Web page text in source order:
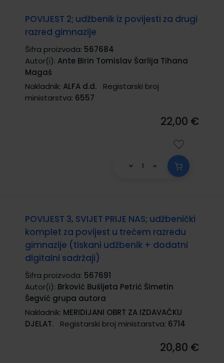
POVIJEST 2; udžbenik iz povijesti za drugi
razred gimnazije
Šifra proizvoda: 567684
Autor(i): Ante Birin Tomislav Šarlija Tihana
Magaš
Nakladnik: ALFA d.d.
Registarski broj
ministarstva: 6557
22,00 €
POVIJEST 3, SVIJET PRIJE NAS; udžbenički
komplet za povijest u trećem razredu
gimnazije (tiskani udžbenik + dodatni
digitalni sadržaji)
Šifra proizvoda: 567691
Autor(i): Brković Bušljeta Petrić Šimetin
Šegvić grupa autora
Nakladnik: MERIDIJANI OBRT ZA IZDAVAČKU
DJELAT.
Registarski broj ministarstva: 6714
20,80 €